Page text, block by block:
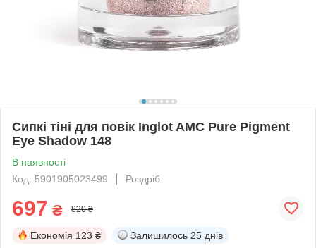
Сипкі тіні для повік Inglot AMC Pure Pigment
Eye Shadow 148
В наявності
Код: 5901905023499
Роздріб
697 ₴ 820 ₴
Економія 123 ₴ Залишилось 25 днів